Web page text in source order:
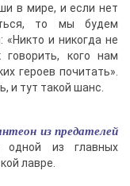
в мире, и если нет
то мы будем
«Никто и никогда не
кого нам
героев почитать».
и тут такой шанс.
из предателей
одной из главных
лавре.